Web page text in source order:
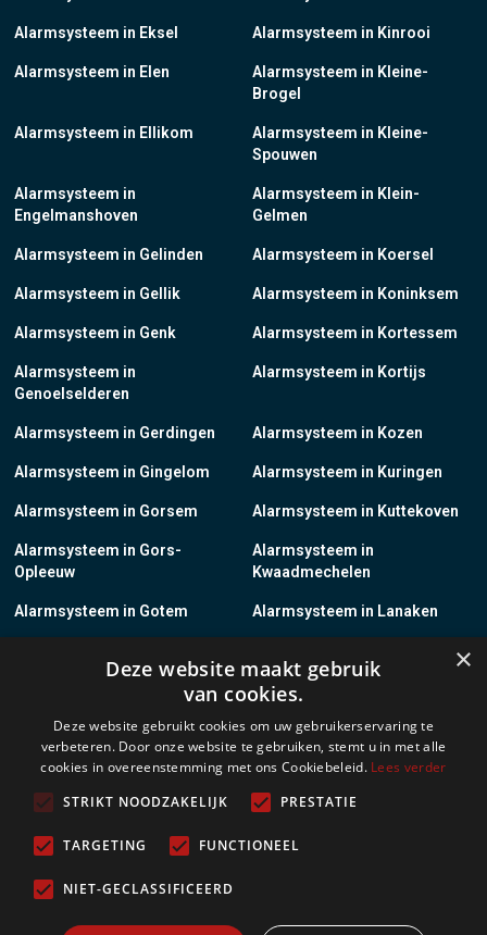
Alarmsysteem in Eksel
Alarmsysteem in Elen
Alarmsysteem in Ellikom
Alarmsysteem in
Engelmanshoven
Alarmsysteem in Gelinden
Alarmsysteem in Gellik
Alarmsysteem in Genk
Alarmsysteem in
Genoelselderen
Alarmsysteem in Gerdingen
Alarmsysteem in Gingelom
Alarmsysteem in Gorsem
Alarmsysteem in Gors-
Opleeuw
Alarmsysteem in Gotem
Alarmsysteem in Grote-
Brogel
Alarmsysteem in Grote-
Spouwen
Alarmsysteem in Kinrooi
Alarmsysteem in Kleine-
Brogel
Alarmsysteem in Kleine-
Spouwen
Alarmsysteem in Klein-
Gelmen
Alarmsysteem in Koersel
Alarmsysteem in Koninksem
Alarmsysteem in Kortessem
Alarmsysteem in Kortijs
Alarmsysteem in Kozen
Alarmsysteem in Kuringen
Alarmsysteem in Kuttekoven
Alarmsysteem in
Kwaadmechelen
Alarmsysteem in Lanaken
Alarmsysteem in
Leopoldsburg
Alarmsysteem in Leut
×
Deze website maakt gebruik
van cookies.
Deze website gebruikt cookies om uw gebruikerservaring te
verbeteren. Door onze website te gebruiken, stemt u in met alle
cookies in overeenstemming met ons Cookiebeleid. Lees verder
STRIKT NOODZAKELIJK
PRESTATIE
TARGETING FUNCTIONEEL
NIET-GECLASSIFICEERD